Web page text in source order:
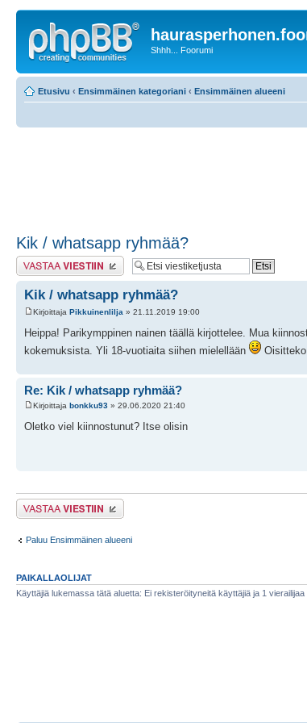
Shhh... Foorumi
Etusivu ‹ Ensimmäinen kategoriani ‹ Ensimmäinen alueeni
Kik / whatsapp ryhmää?
Lähetä vastaus
Kik / whatsapp ryhmää?
Kirjoittaja Pikkuinenlilja » 21.11.2019 19:00
Heippa! Parikymppinen nainen täällä kirjottelee. Mua
kokemuksista. Yli 18-vuotiaita siihen mielellään
Re: Kik / whatsapp ryhmää?
Kirjoittaja bonkku93 » 29.06.2020 21:40
Oletko viel kiinnostunut? Itse olisin
Lähetä vastaus
Paluu Ensimmäinen alueeni
PAIKALLAOLIJAT
Käyttäjiä lukemassa tätä aluetta: Ei rekisteröityneitä käyttäjiä ja 1 vierailijaa